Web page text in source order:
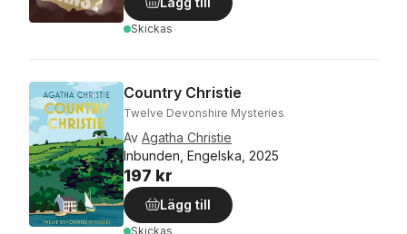
Skickas
Country Christie
Twelve Devonshire Mysteries
Av Agatha Christie
Inbunden, Engelska, 2025
197 kr
Lägg till
Skickas